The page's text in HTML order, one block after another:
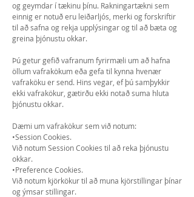
og geymdar í tækinu þínu. Rakningartækni sem
einnig er notuð eru leiðarljós, merki og forskriftir
til að safna og rekja upplýsingar og til að bæta og
greina þjónustu okkar.
Þú getur gefið vafranum fyrirmæli um að hafna
öllum vafrakökum eða gefa til kynna hvenær
vafraköku er send. Hins vegar, ef þú samþykkir
ekki vafrakökur, gætirðu ekki notað suma hluta
þjónustu okkar.
Dæmi um vafrakökur sem við notum:
•Session Cookies.
Við notum Session Cookies til að reka þjónustu
okkar.
•Preference Cookies.
Við notum kjörkökur til að muna kjörstillingar þínar
og ýmsar stillingar.